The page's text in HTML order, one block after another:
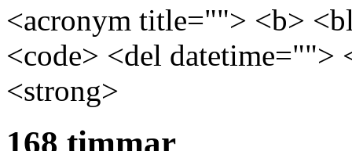
<acronym title=""> <b>
<code> <del
<strong>
168 timmar